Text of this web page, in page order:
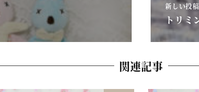
新しい投
トリミ
関連記事